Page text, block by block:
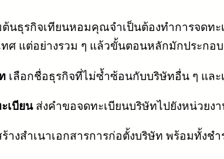
ต้นธุรกิจเทียนหอมคุณจำเป็นต้องทำการจด
ทศ แต่อย่างรวม ๆ แล้วขั้นตอนหลักมักประกอ
เลือกชื่อธุรกิจที่ไม่ซ้ำซ้อนกับบริษัทอื่น ๆ แล
เบียนส่งคำขอจดทะเบียนบริษัทไปยังหน่วยง
างสำเนาเอกสารการก่อตั้งบริษัท พร้อมทั้งช